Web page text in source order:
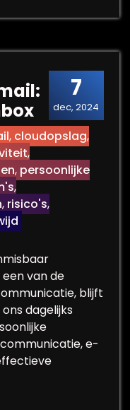
7
dec, 2024
, cloudopslag,
,
, persoonlijke
,
, risico's,
van de
blijft
dagelijks
e-
van E-mail: Van